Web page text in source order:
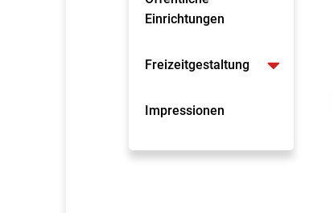
Einrichtungen
Freizeitgestaltung
Impressionen